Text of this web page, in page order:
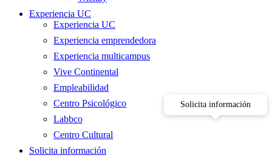
Solicita información
Experiencia UC
Experiencia UC
Experiencia emprendedora
Experiencia multicampus
Vive Continental
Empleabilidad
Centro Psicológico
Labbco
Centro Cultural
Solicita información